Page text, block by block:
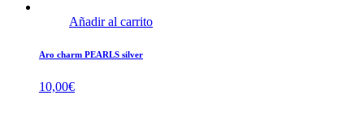
Añadir al carrito
Aro charm PEARLS silver
10,00€